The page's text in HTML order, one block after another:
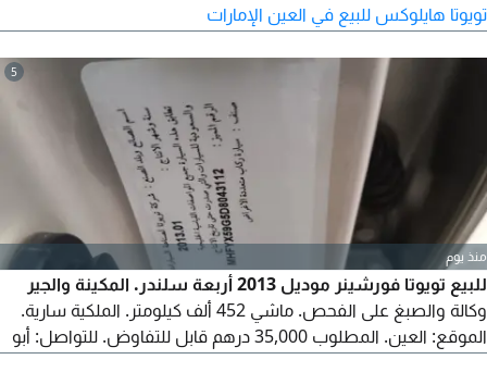
تويوتا هايلوكس للبيع في العين الإمارات
5
منذ يوم
للبيع تويوتا فورشينر موديل 2013 أربعة سلندر. المكينة والجير
وكالة والصبغ على الفحص. ماشي 452 ألف كيلومتر. الملكية سارية.
الموقع: العين. المطلوب 35,000 درهم قابل للتفاوض. للتواصل: أبو